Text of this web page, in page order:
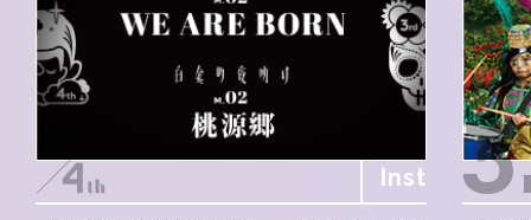
Inst